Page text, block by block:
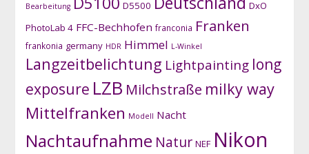
Bearbeitung D5500
DxO
PhotoLab 4 FFC-Bechhofen franconia Franken
frankonia germany HDR Himmel L-Winkel
Langzeitbelichtung Lightpainting long
exposure LZB Milchstraße milky way
Mittelfranken Modell Nacht
Nachtaufnahme Natur NEF Nikon